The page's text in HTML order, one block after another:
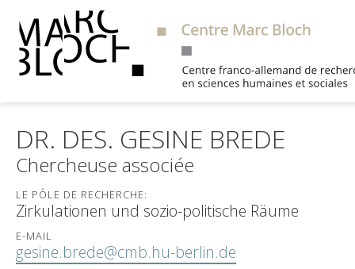
DR. DES. GESINE BREDE
Chercheuse associée
LE PÔLE DE RECHERCHE:
Zirkulationen und sozio-politische Räume
E-MAIL
gesine.brede@cmb.hu-berlin.de